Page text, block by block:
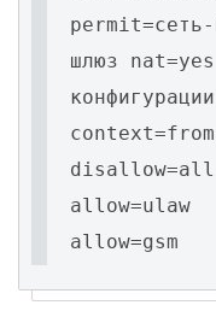
permit=сеть-
шлюз
disallow=all
allow=ulaw
allow=gsm